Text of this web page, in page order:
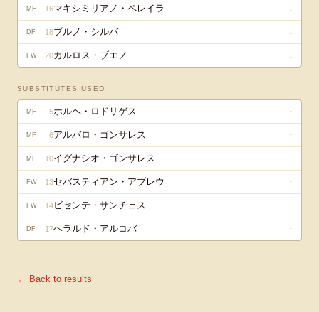
MF 16マキシミリアノ・ペレイラ ↓
DF 18ブルノ・シルバ ↓
FW 20カルロス・ブエノ ↓
SUBSTITUTES USED
MF 5ホルヘ・ロドリゲス ↑
MF 6アルバロ・ゴンサレス ↑
MF 10イグナシオ・ゴンサレス ↑
FW 13セバスティアン・アブレウ ↑
FW 14ビセンテ・サンチェス ↑
DF 17ヘラルド・アルコバ ↑
← Back to results